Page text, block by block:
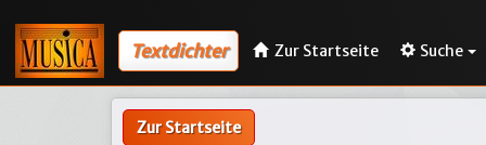
Textdichter Zur Startseite Suche
Zur Startseite